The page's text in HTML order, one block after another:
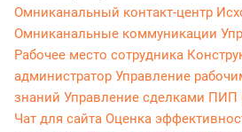
Омниканальный контакт-центр
Омниканальные коммуникации
Рабочее место сотрудника
администратор Управление
знаний Управление сделками ПИП
Чат для сайта Оценка